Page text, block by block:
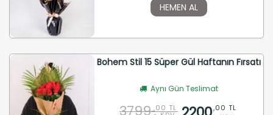
HEMEN AL
Bohem Stil 15 Süper Gül Haftanın Fırsatı
Aynı Gün Teslimat
3799 ,00 TL
,00 TL